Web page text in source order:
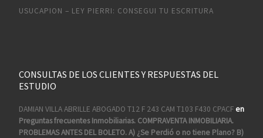
USUCAPION – LEY PIERRI: CONSEGUI TU ESCRITURA
CONSULTAS DE LOS CLIENTES Y RESPUESTAS DEL
ESTUDIO
DAMIAN VILLA ABRILLE ABOGADO T12 F 243 CAM T103 F430 CPACFen
Preguntas frecuentes Inmobiliarias. COMPRAVENTA INMOBILIARIA.
PROBLEMAS ANTES DEL BOLETO. A) ¿Se Perdió o no tiene Plano? B)